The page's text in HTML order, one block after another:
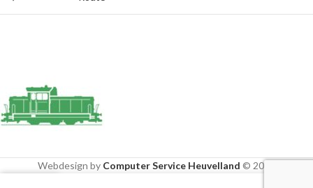
Webdesign by Computer Service Heuvelland © 2020